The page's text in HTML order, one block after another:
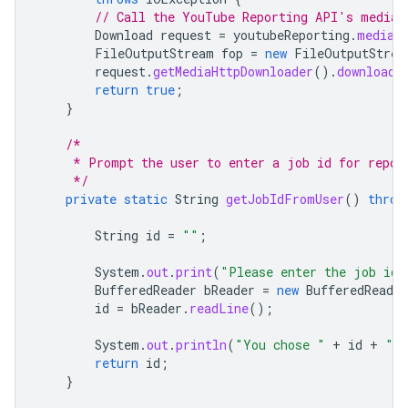
// Call the YouTube Reporting API's
Download request = youtubeReporting .media
FileOutputStream fop = new
request.getMediaHttpDownloader().download
return true ;
}
/*
* Prompt the user to enter a job id for
     */
private static String getJobIdFromUser()
String id = "" ;
System .out.print( "Please enter the job
BufferedReader bReader = new BufferedReader
id = bReader . readLine();
System .out.println( "You chose " + id + "
return id ;
}